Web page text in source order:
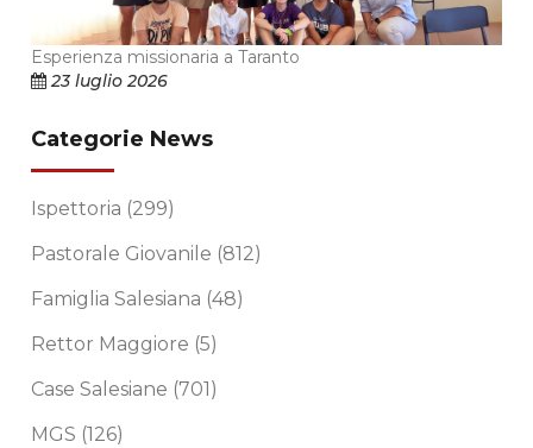
Esperienza missionaria a Taranto
23 luglio 2026
Categorie News
Ispettoria (299)
Pastorale Giovanile (812)
Famiglia Salesiana (48)
Rettor Maggiore (5)
Case Salesiane (701)
MGS (126)